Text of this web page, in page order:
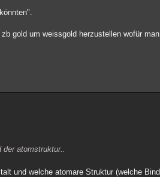
gold um weissgold herzustellen wofür
der atomstruktur..
und welche atomare Struktur (welche